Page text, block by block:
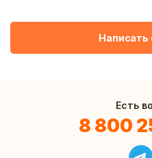
Написать
Есть
8 800